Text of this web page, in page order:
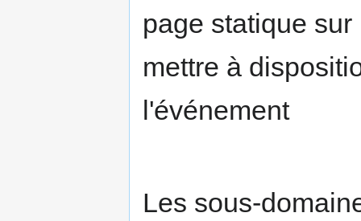
page statique sur
mettre à
l'événement
Les sous-